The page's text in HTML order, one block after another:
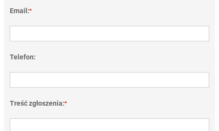
Email:*
Telefon:
Treść zgłoszenia:*